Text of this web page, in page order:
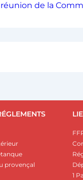
de la
provençal
1